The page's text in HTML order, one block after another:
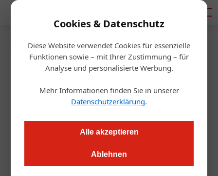
Cookies & Datenschutz
Diese Website verwendet Cookies für essenzielle
Funktionen sowie – mit Ihrer Zustimmung – für
Analyse und personalisierte Werbung.
Mehr Informationen finden Sie in unserer
Datenschutzerklärung.
Alle akzeptieren
Ablehnen
Startseite/Getränke
Zillertal Bier: BrauKunstHaus
eröffnet im Juli
Das Zillertal ist um eine Attraktion reicher: Mitte Juli öffnet
das BrauKunstHaus von Zillertal Bier seine Pforten.